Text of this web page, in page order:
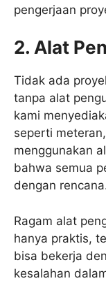
pengerjaan
2. Alat
Tidak ada
tanpa alat
kami
seperti
menggunakan
bahwa semua
dengan
Ragam alat
hanya praktis,
bisa bekerja
kesalahan